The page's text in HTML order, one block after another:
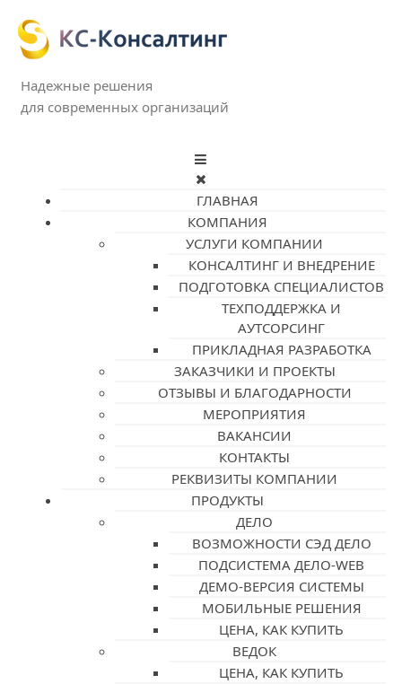
Надежные решения
для современных организаций
ГЛАВНАЯ
КОМПАНИЯ
УСЛУГИ КОМПАНИИ
КОНСАЛТИНГ И ВНЕДРЕНИЕ
ПОДГОТОВКА СПЕЦИАЛИСТОВ
ТЕХПОДДЕРЖКА И
АУТСОРСИНГ
ПРИКЛАДНАЯ РАЗРАБОТКА
ЗАКАЗЧИКИ И ПРОЕКТЫ
ОТЗЫВЫ И БЛАГОДАРНОСТИ
МЕРОПРИЯТИЯ
ВАКАНСИИ
КОНТАКТЫ
РЕКВИЗИТЫ КОМПАНИИ
ПРОДУКТЫ
ДЕЛО
ВОЗМОЖНОСТИ СЭД ДЕЛО
ПОДСИСТЕМА ДЕЛО-WEB
ДЕМО-ВЕРСИЯ СИСТЕМЫ
МОБИЛЬНЫЕ РЕШЕНИЯ
ЦЕНА, КАК КУПИТЬ
ВЕДОК
ЦЕНА, КАК КУПИТЬ